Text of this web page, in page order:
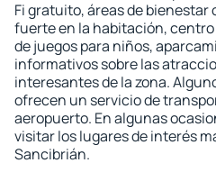
Fi gratuito, áreas de bienestar
fuerte en la habitación,
de juegos para niños,
informativos sobre las
interesantes de la zona.
ofrecen un servicio de
aeropuerto. En algunas
visitar los lugares de interés
Sancibrián.